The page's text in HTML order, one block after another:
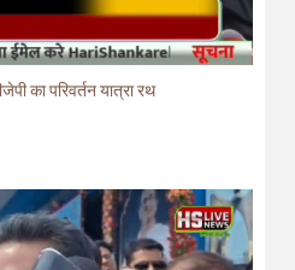
का परिवर्तन यात्रा रथ